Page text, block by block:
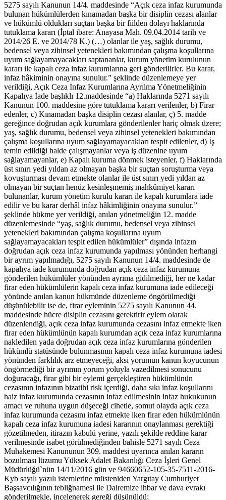
5275 sayılı Kanunun 14/4. maddesinde “Açık ceza infaz kurumunda
bulunan hükümlülerden kınamadan başka bir disiplin cezası alanlar
ve hükümlü oldukları suçtan başka bir fiilden dolayı haklarında
tutuklama kararı (İptal ibare: Anayasa Mah. 09.04.2014 tarih ve
2014/26 E. ve 2014/78 K.) (…) olanlar ile yaş, sağlık durumu,
bedensel veya zihinsel yetenekleri bakımından çalışma koşullarına
uyum sağlayamayacakları saptananlar, kurum yönetim kurulunun
kararı ile kapalı ceza infaz kurumlarına geri gönderilirler. Bu karar,
infaz hâkiminin onayına sunulur.” şeklinde düzenlemeye yer
verildiği, Açık Ceza İnfaz Kurumlarına Ayrılma Yönetmeliğinin
Kapalıya İade başlıklı 12.maddesinde “a) Haklarında 5271 sayılı
Kanunun 100. maddesine göre tutuklama kararı verilenler, b) Firar
edenler, c) Kınamadan başka disiplin cezası alanlar, ç) 5. madde
gereğince doğrudan açık kurumlara gönderilenler hariç olmak üzere;
yaş, sağlık durumu, bedensel veya zihinsel yetenekleri bakımından
çalışma koşullarına uyum sağlayamayacakları tespit edilenler, d) İş
temin edildiği halde çalışmayanlar veya iş düzenine uyum
sağlayamayanlar, e) Kapalı kuruma dönmek isteyenler, f) Haklarında
üst sınırı yedi yıldan az olmayan başka bir suçtan soruşturma veya
kovuşturması devam etmekte olanlar ile üst sınırı yedi yıldan az
olmayan bir suçtan henüz kesinleşmemiş mahkûmiyet kararı
bulunanlar, kurum yönetim kurulu kararı ile kapalı kurumlara iade
edilir ve bu karar derhâl infaz hâkimliğinin onayına sunulur.”
şeklinde hükme yer verildiği, anılan yönetmeliğin 12. madde
düzenlemesinde “yaş, sağlık durumu, bedensel veya zihinsel
yetenekleri bakımından çalışma koşullarına uyum
sağlayamayacakları tespit edilen hükümlüler” dışında infazın
doğrudan açık ceza infaz kurumunda yapılması yönünden herhangi
bir ayrım yapılmadığı, 5275 sayılı Kanunun 14/4. maddesinde de
kapalıya iade kurumunda doğrudan açık ceza infaz kurumuna
gönderilen hükümlüler yönünden ayrıma gidilmediği, her ne kadar
firar eden hükümlülerin kapalı ceza infaz kurumuna iade edileceği
yönünde anılan kanun hükmünde düzenleme öngörülmediği
düşünülebilir ise de, firar eyleminin 5275 sayılı Kanunun 44.
maddesinde hücre disiplin cezasını gerektirir eylem olarak
düzenlendiği, açık ceza infaz kurumunda cezasını infaz etmekte iken
firar eden hükümlünün kapalı kurumdan açık ceza infaz kurumlarına
nakledilen yada doğrudan açık ceza infaz kurumlarına gönderilen
hükümlü statüsünde bulunmasının kapalı ceza infaz kurumuna iadesi
yönünden farklılık arz etmeyeceği, aksi yorumun kanun koyucunun
öngörmediği bir ayrımın yorum yoluyla vazedilmesi sonucunu
doğuracağı, firar gibi bir eylemi gerçekleştiren hükümlünün
cezasının infazının bizatihi risk içerdiği, daha sıkı infaz koşullarını
haiz infaz kurumunda cezasının infaz edilmesinin infaz hukukunun
amacı ve ruhuna uygun düşeceği cihetle, somut olayda açık ceza
infaz kurumunda cezasını infaz etmekte iken firar eden hükümlünün
kapalı ceza infaz kurumuna iadesi kararının onaylanması gerektiği
gözetilmeden, itirazın kabulü yerine, yazılı şekilde reddine karar
verilmesinde isabet görülmediğinden bahisle 5271 sayılı Ceza
Muhakemesi Kanununun 309. maddesi uyarınca anılan kararın
bozulması lüzumu Yüksek Adalet Bakanlığı Ceza İşleri Genel
Müdürlüğü`nün 14/11/2016 gün ve 94660652-105-35-7511-2016-
Kyb sayılı yazılı istemlerine müsteniden Yargıtay Cumhuriyet
Başsavcılığının tebliğnamesi ile Dairemize ihbar ve dava evrakı
gönderilmekle, incelenerek gereği düşünüldü;